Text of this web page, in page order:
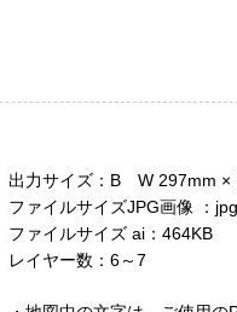
出力サイズ：B W 297mm ×
ファイルサイズJPG画像 ：
ファイルサイズ ai：464KB
レイヤー数：6～7